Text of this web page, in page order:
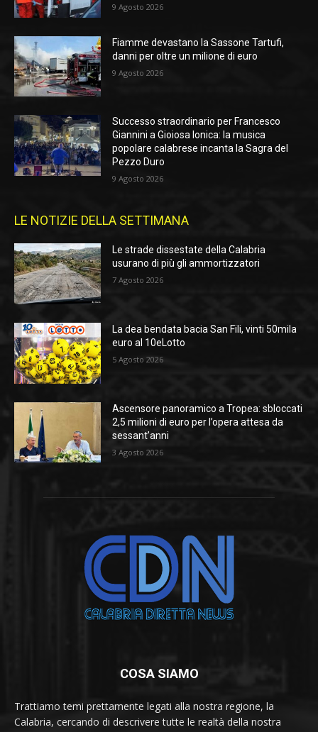
9 Agosto 2026
Fiamme devastano la Sassone Tartufi,
danni per oltre un milione di euro
9 Agosto 2026
Successo straordinario per Francesco
Giannini a Gioiosa Ionica: la musica
popolare calabrese incanta la Sagra del
Pezzo Duro
9 Agosto 2026
LE NOTIZIE DELLA SETTIMANA
Le strade dissestate della Calabria
usurano di più gli ammortizzatori
7 Agosto 2026
La dea bendata bacia San Fili, vinti 50mila
euro al 10eLotto
5 Agosto 2026
Ascensore panoramico a Tropea: sbloccati
2,5 milioni di euro per l’opera attesa da
sessant’anni
3 Agosto 2026
COSA SIAMO
Trattiamo temi prettamente legati alla nostra regione, la
Calabria, cercando di descrivere tutte le realtà della nostra